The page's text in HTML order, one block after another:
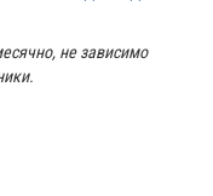
не зависимо